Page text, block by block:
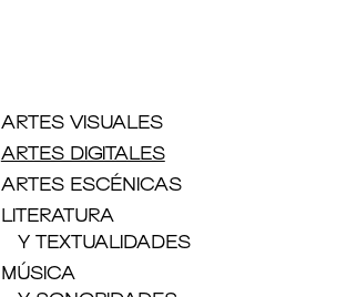
ARTES VISUALES
ARTES DIGITALES
ARTES ESCÉNICAS
LITERATURA
Y TEXTUALIDADES
MÚSICA